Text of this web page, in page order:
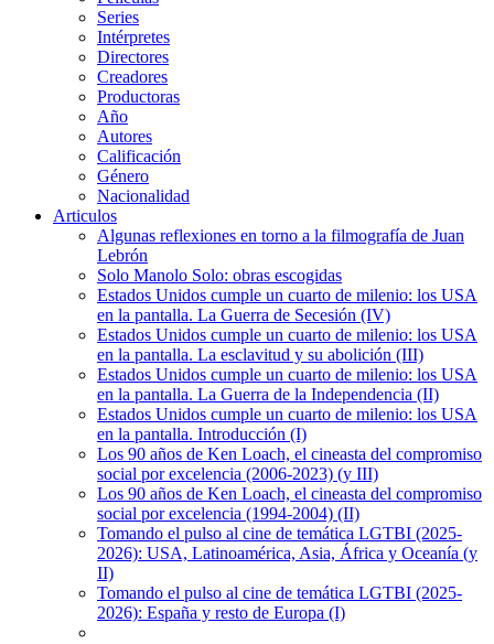
Series
Intérpretes
Directores
Creadores
Productoras
Año
Autores
Calificación
Género
Nacionalidad
Articulos
Algunas reflexiones en torno a la filmografía de Juan
Lebrón
Solo Manolo Solo: obras escogidas
Estados Unidos cumple un cuarto de milenio: los USA
en la pantalla. La Guerra de Secesión (IV)
Estados Unidos cumple un cuarto de milenio: los USA
en la pantalla. La esclavitud y su abolición (III)
Estados Unidos cumple un cuarto de milenio: los USA
en la pantalla. La Guerra de la Independencia (II)
Estados Unidos cumple un cuarto de milenio: los USA
en la pantalla. Introducción (I)
Los 90 años de Ken Loach, el cineasta del compromiso
social por excelencia (2006-2023) (y III)
Los 90 años de Ken Loach, el cineasta del compromiso
social por excelencia (1994-2004) (II)
Tomando el pulso al cine de temática LGTBI (2025-
2026): USA, Latinoamérica, Asia, África y Oceanía (y
II)
Tomando el pulso al cine de temática LGTBI (2025-
2026): España y resto de Europa (I)